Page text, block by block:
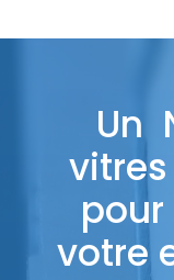
Un
pour
votre